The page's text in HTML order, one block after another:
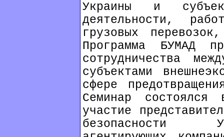
Украины и
деятельности,
грузовых
Программа БУМАД
сотрудничества
субъектами
сфере
Семинар
участие
безопасности